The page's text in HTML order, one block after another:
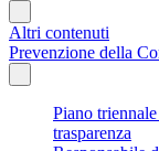
Altri contenuti
Prevenzione della
Piano
trasparenza